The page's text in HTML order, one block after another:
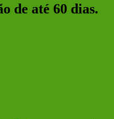
de até 60 dias.